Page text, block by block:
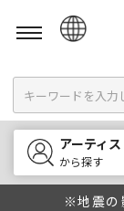
English
한국어
中文
アーティ
から探す
※地震の